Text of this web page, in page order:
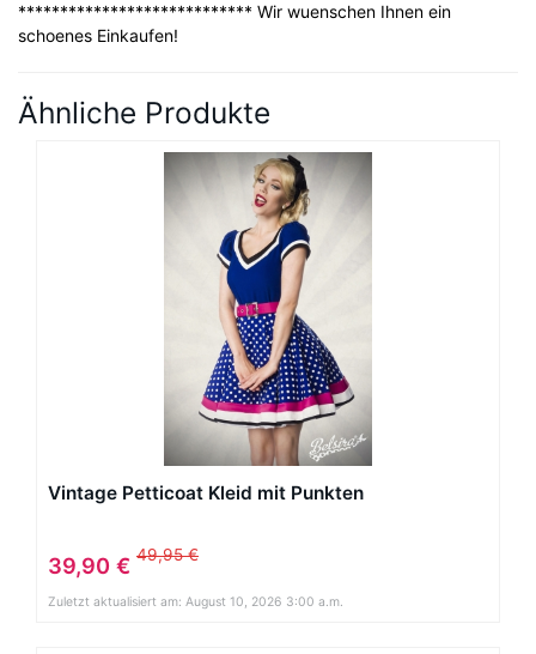
**************************** Wir wuenschen Ihnen ein
schoenes Einkaufen!
Ähnliche Produkte
Vintage Petticoat Kleid mit Punkten
39,90 € 49,95 €
Zuletzt aktualisiert am: August 10, 2026 3:00 a.m.